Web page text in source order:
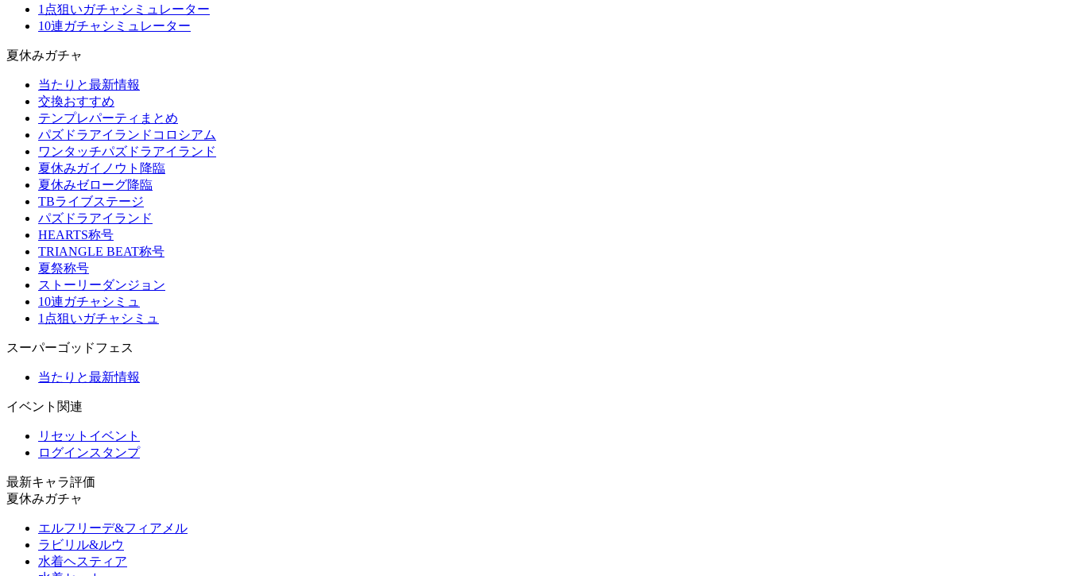
1点狙いガチャシミュレーター
10連ガチャシミュレーター
夏休みガチャ
当たりと最新情報
交換おすすめ
テンプレパーティまとめ
パズドラアイランドコロシアム
ワンタッチパズドラアイランド
夏休みガイノウト降臨
夏休みゼローグ降臨
TBライブステージ
パズドラアイランド
HEARTS称号
TRIANGLE BEAT称号
夏祭称号
ストーリーダンジョン
10連ガチャシミュ
1点狙いガチャシミュ
スーパーゴッドフェス
当たりと最新情報
イベント関連
リセットイベント
ログインスタンプ
最新キャラ評価
夏休みガチャ
エルフリーデ&フィアメル
ラビリル&ルウ
水着ヘスティア